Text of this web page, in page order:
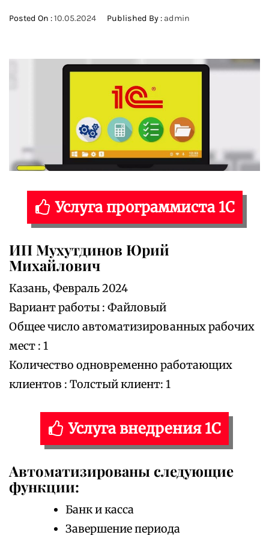
Posted On :10.05.2024 Published By : admin
Услуга программиста 1С
ИП Мухутдинов Юрий
Михайлович
Казань, Февраль 2024
Вариант работы : Файловый
Общее число автоматизированных рабочих
мест : 1
Количество одновременно работающих
клиентов : Толстый клиент: 1
Услуга внедрения 1С
Автоматизированы следующие
функции:
Банк и касса
Завершение периода